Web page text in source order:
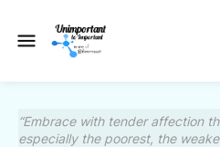
“Embrace with tender affection
especially the poorest, the